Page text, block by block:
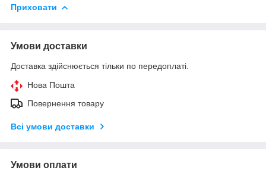
Приховати
Умови доставки
Доставка здійснюється тільки по передоплаті.
Нова Пошта
Повернення товару
Всі умови доставки
Умови оплати